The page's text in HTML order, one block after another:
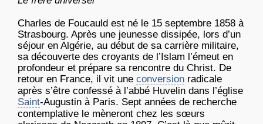
Charles de Foucauld est né le 15 septembre 1858 à
Strasbourg. Après une jeunesse dissipée, lors d’un
séjour en Algérie, au début de sa carrière militaire,
sa découverte des croyants de l’Islam l’émeut en
profondeur et prépare sa rencontre du Christ. De
retour en France, il vit une conversion radicale
après s’être confessé à l’abbé Huvelin dans l’église
Saint-Augustin à Paris. Sept années de recherche
contemplative le mèneront chez les sœurs